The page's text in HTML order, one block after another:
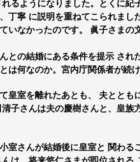
るようになりました。とくに紀
丁寧 に説明を重ねてこられまし
いなかったのです。 眞子さまの
との結婚にある条件を提示 され
は何なのか。宮内庁関係者が続け
皇室を離れたあとも、 夫とと
子さんは夫の慶樹さんと、皇族
室さんが結婚後に皇室と 関わる